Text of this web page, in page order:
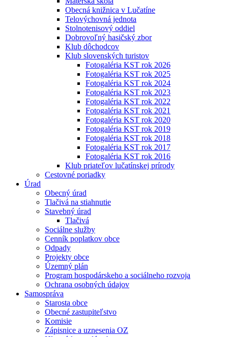
Obecná knižnica v Lučatíne
Telovýchovná jednota
Stolnotenisový oddiel
Dobrovoľný hasičský zbor
Klub dôchodcov
Klub slovenských turistov
Fotogaléria KST rok 2026
Fotogaléria KST rok 2025
Fotogaléria KST rok 2024
Fotogaléria KST rok 2023
Fotogaléria KST rok 2022
Fotogaléria KST rok 2021
Fotogaléria KST rok 2020
Fotogaléria KST rok 2019
Fotogaléria KST rok 2018
Fotogaléria KST rok 2017
Fotogaléria KST rok 2016
Klub priateľov lučatínskej prírody
Cestovné poriadky
Úrad
Obecný úrad
Tlačivá na stiahnutie
Stavebný úrad
Tlačivá
Sociálne služby
Cenník poplatkov obce
Odpady
Projekty obce
Územný plán
Program hospodárskeho a sociálneho rozvoja
Ochrana osobných údajov
Samospráva
Starosta obce
Obecné zastupiteľstvo
Komisie
Zápisnice a uznesenia OZ